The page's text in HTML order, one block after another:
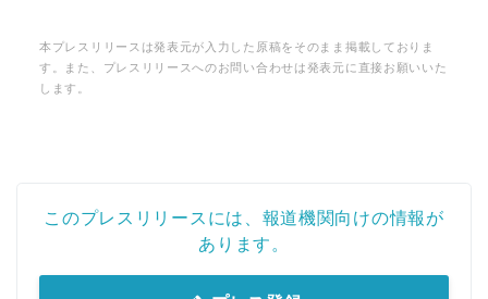
本プレスリリースは発表元が入力した原稿をそのまま掲載しておりま
す。また、プレスリリースへのお問い合わせは発表元に直接お願いいた
します。
このプレスリリースには、報道機関向けの情報が
あります。